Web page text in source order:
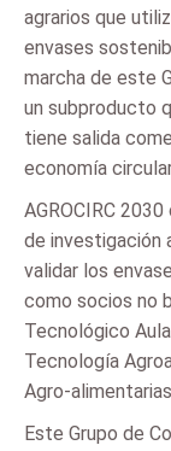
agrarios que
envases
marcha de este
un subproducto
tiene salida
economía
AGROCIRC
de investigación
validar los
como socios no
Tecnológico
Tecnología
Agro-
Este Grupo de